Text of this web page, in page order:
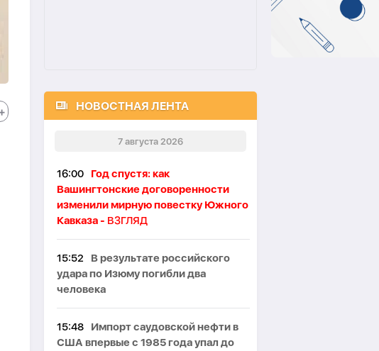
НОВОСТНАЯ ЛЕНТА
7 августа 2026
16:00
Год спустя: как
Вашингтонские договоренности
изменили мирную повестку Южного
Кавказа - ВЗГЛЯД
15:52
В результате российского
удара по Изюму погибли два
человека
15:48
Импорт саудовской нефти в
США впервые с 1985 года упал до